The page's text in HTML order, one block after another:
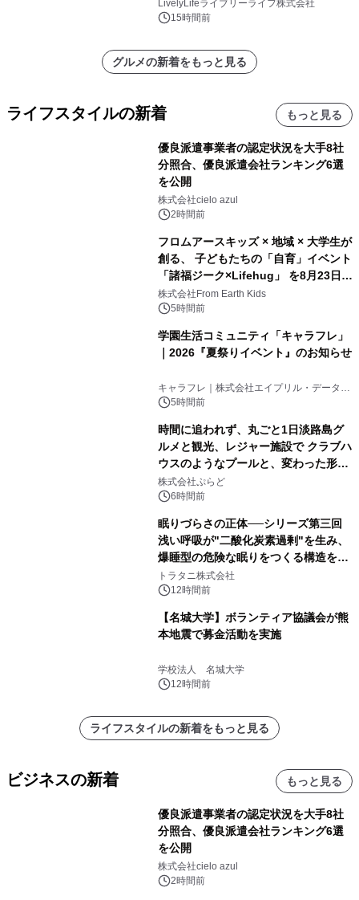
LivelyLifeライブリーライフ株式会社
15時間前
グルメの新着をもっと見る
ライフスタイルの新着 もっと見る
優良派遣事業者の認定状況を大手8社
分照合、優良派遣会社ランキング6選
を公開
株式会社cielo azul
2時間前
フロムアースキッズ × 地域 × 大学生が
創る、 子どもたちの「自育」イベント
「諸福ジーク×Lifehug」 を8月23日
(日)開催
株式会社From Earth Kids
5時間前
学園生活コミュニティ「キャラフレ」
｜2026『夏祭りイベント』のお知らせ
キャラフレ｜株式会社エイプリル・データ・
デザインズ
5時間前
時間に追われず、丸ごと1日淡路島グ
ルメと観光、レジャー施設で クラブハ
ウスのようなプールと、変わった形の
サウナも 「THE BOXY AWAJI」のお
得な素泊まり連泊プランで
株式会社ぷらど
6時間前
眠りづらさの正体──シリーズ第三回
浅い呼吸が"二酸化炭素過剰"を生み、
爆睡型の危険な眠りをつくる構造を解
説
トラタニ株式会社
12時間前
【名城大学】ボランティア協議会が熊
本地震で募金活動を実施
学校法人 名城大学
12時間前
ライフスタイルの新着をもっと見る
ビジネスの新着 もっと見る
優良派遣事業者の認定状況を大手8社
分照合、優良派遣会社ランキング6選
を公開
株式会社cielo azul
2時間前